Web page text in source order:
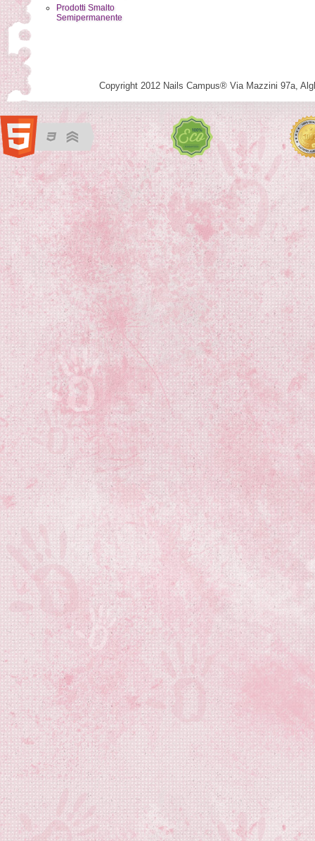
Prodotti Smalto
Semipermanente
Copyright 2012 Nails Campus® Via Mazzini 97a,